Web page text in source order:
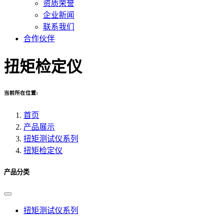
资质荣誉
企业新闻
联系我们
合作伙伴
扭矩检定仪
当前所在位置:
首页
产品展示
扭矩测试仪系列
扭矩检定仪
产品分类
扭矩测试仪系列